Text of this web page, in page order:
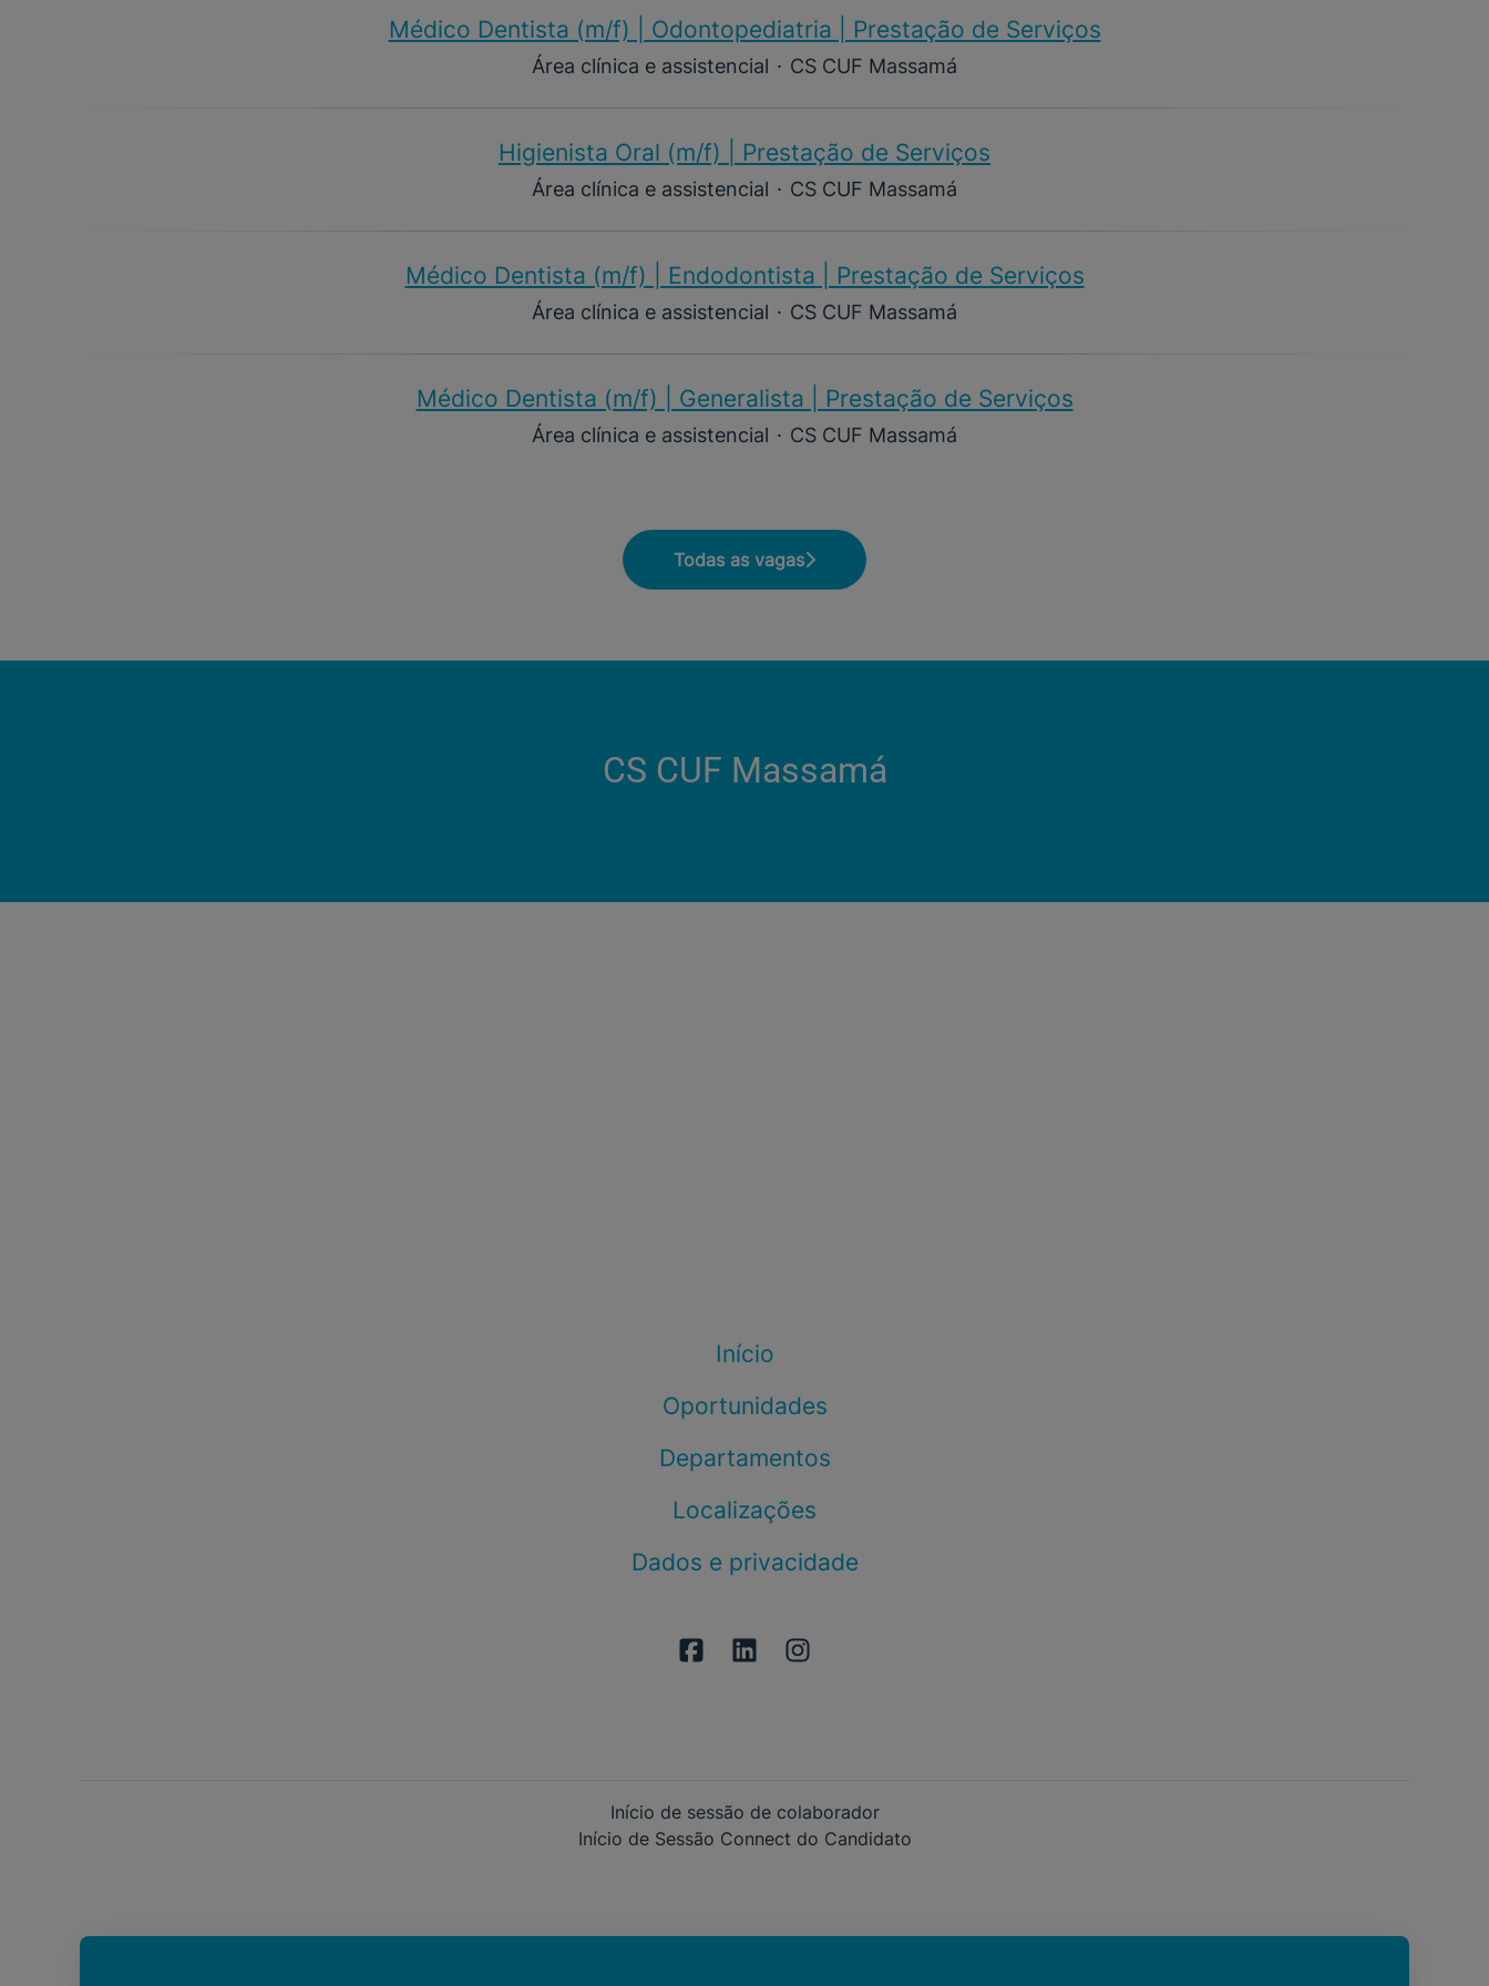
Médico Dentista (m/f) | Odontopediatria | Prestação de Serviços
Área clínica e assistencial · CS CUF Massamá
Higienista Oral (m/f) | Prestação de Serviços
Área clínica e assistencial · CS CUF Massamá
Médico Dentista (m/f) | Endodontista | Prestação de Serviços
Área clínica e assistencial · CS CUF Massamá
Médico Dentista (m/f) | Generalista | Prestação de Serviços
Área clínica e assistencial · CS CUF Massamá
Todas as vagas
CS CUF Massamá
Início
Oportunidades
Departamentos
Localizações
Dados e privacidade
Início de sessão de colaborador
Início de Sessão Connect do Candidato